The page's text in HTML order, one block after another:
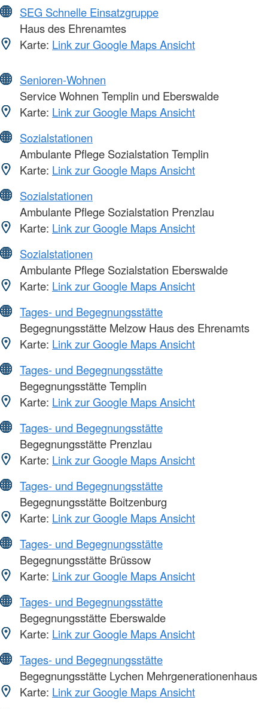
SEG Schnelle Einsatzgruppe
Haus des Ehrenamtes
Karte: Link zur Google Maps Ansicht
Senioren-Wohnen
Service Wohnen Templin und Eberswalde
Karte: Link zur Google Maps Ansicht
Sozialstationen
Ambulante Pflege Sozialstation Templin
Karte: Link zur Google Maps Ansicht
Sozialstationen
Ambulante Pflege Sozialstation Prenzlau
Karte: Link zur Google Maps Ansicht
Sozialstationen
Ambulante Pflege Sozialstation Eberswalde
Karte: Link zur Google Maps Ansicht
Tages- und Begegnungsstätte
Begegnungsstätte Melzow Haus des Ehrenamts
Karte: Link zur Google Maps Ansicht
Tages- und Begegnungsstätte
Begegnungsstätte Templin
Karte: Link zur Google Maps Ansicht
Tages- und Begegnungsstätte
Begegnungsstätte Prenzlau
Karte: Link zur Google Maps Ansicht
Tages- und Begegnungsstätte
Begegnungsstätte Boitzenburg
Karte: Link zur Google Maps Ansicht
Tages- und Begegnungsstätte
Begegnungsstätte Brüssow
Karte: Link zur Google Maps Ansicht
Tages- und Begegnungsstätte
Begegnungsstätte Eberswalde
Karte: Link zur Google Maps Ansicht
Tages- und Begegnungsstätte
Begegnungsstätte Lychen Mehrgenerationenhaus
Karte: Link zur Google Maps Ansicht